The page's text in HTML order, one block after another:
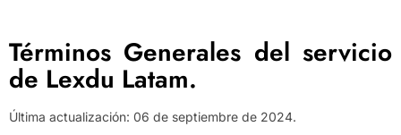
Términos Generales del servicio
de Lexdu Latam.
Última actualización: 06 de septiembre de 2024.